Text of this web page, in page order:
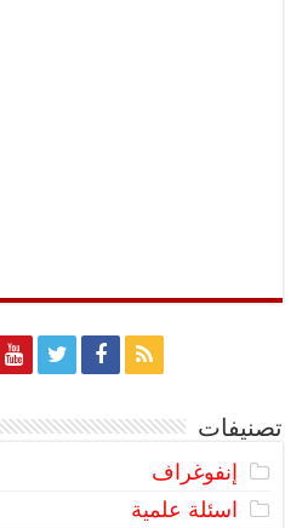
تصنيفات
إنفوغراف
اسئلة علمية